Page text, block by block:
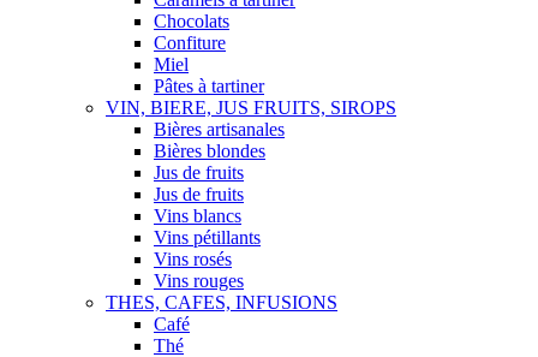
Chocolats
Confiture
Miel
Pâtes à tartiner
VIN, BIERE, JUS FRUITS, SIROPS
Bières artisanales
Bières blondes
Jus de fruits
Jus de fruits
Vins blancs
Vins pétillants
Vins rosés
Vins rouges
THES, CAFES, INFUSIONS
Café
Thé